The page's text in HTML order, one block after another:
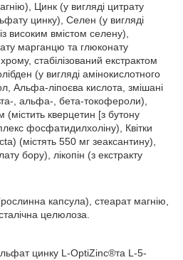
Цинк (у вигляді цитрату
цинку), Селен (у вигляді
високим вмістом селену),
марганцю та глюконату
стабілізований екстрактом
(у вигляді амінокислотного
Альфа-ліпоєва кислота, змішані
, альфа-, бета-токофероли),
(містить кверцетин [з бутону
фосфатидилхоліну), Квітки
(містять 550 мг зеаксантину),
бору), лікопін (з екстракту
капсула), стеарат магнію,
целюлоза.
цинку L-OptiZinc®та L-5-